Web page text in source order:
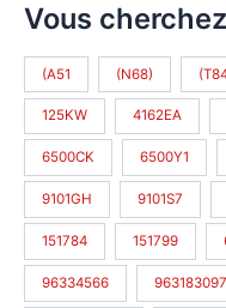
Vous
(A51 (N68)
125KW 4162EA
6500CK 6500Y1
9101GH 9101S7
151784 151799
96334566